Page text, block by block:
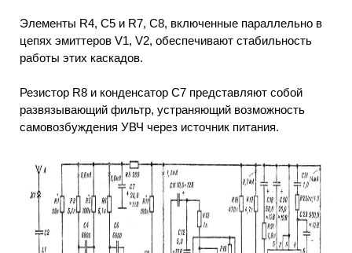
Элементы R4, С5 и R7, С8, включенные параллельно в
цепях эмиттеров V1, V2, обеспечивают стабильность
работы этих каскадов.
Резистор R8 и конденсатор С7 представляют собой
развязывающий фильтр, устраняющий возможность
самовозбуждения УВЧ через источник питания.